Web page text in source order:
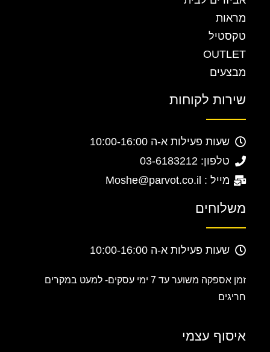
מראות
טקסטיל
OUTLET
מבצעים
שירות לקוחות
שעות פעילות א-ה 10:00-16:00
טלפון: 03-6183212
מייל : Moshe@parvot.co.il
משלוחים
שעות פעילות א-ה 10:00-16:00
זמן אספקה משוער עד 7 ימי עסקים-
למעט במקרים
חריגים
איסוף עצמי